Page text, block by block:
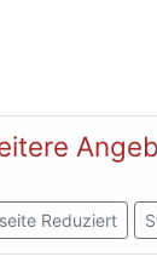
Reduziert